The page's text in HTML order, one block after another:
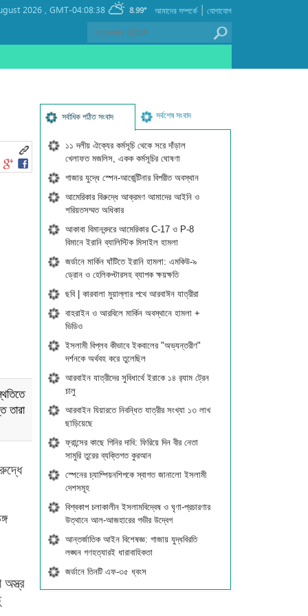
2026 , GMT-04:08:38 8.99° যোগাযোগ
|
আমাদের সম্পর্কে
তারা
অস্ত্র
সর্বাধিক পঠিত সংবাদ সর্বশেষ সংবাদ
১১ দলীয় ঐক্যের কর্মসূচি থেকে সরে দাঁড়াল
খেলাফত মজলিস, একক কর্মসূচির ঘোষণা
গাজার যুদ্ধে স্পেন-আর্জেন্টিনার বিপরীত অবস্থান
আমেরিকার বিরুদ্ধে আক্রমণ আমাদের আইনি ও
শরিয়তসম্মত অধিকার
আকাবা বিমানবন্দরে আমেরিকার C-17 ও P-8
বিমানে ইরানি ব্যালিস্টিক মিসাইল হামলা
জর্ডানে মার্কিন ঘাঁটিতে ইরানি হামলা: এমকিউ-৯
ড্রোন ও হেলিকপ্টারসহ ব্যাপক ক্ষয়ক্ষতি
ছবি | কারবালা মুয়াল্লার পথে আরবাঈন যাত্রীরা
বাহরাইন ও আরবিলে মার্কিন অবস্থানে হামলা +
ভিডিও
ইসলামী বিপ্লব কীভাবে ইকবালের "অভ্যন্তরীণ"
দর্শনকে অর্থবহ করে তুলেছিল
আরবাইন যাত্রীদের সুবিধার্থে ইরাকে ১৪ র‍্যাম ট্রেন
চালু
আরবাইন যিয়ারতে নিবন্ধিত যাত্রীর সংখ্যা ১৩ লাখ
ছাড়িয়েছে
ফ্রান্সের কাছে গিনির দাবি: ফিরিয়ে দিন বীর নেতা
সামুরি তুরের ব্যক্তিগত কুরআন
স্পেনের চ্যাম্পিয়নশিপকে স্বাগত জানালো ইসলামী
দেশসমূহ
বিশ্বকাপ চলাকালীন ইসলামবিদ্বেষ ও ঘৃণা-প্রচারণার
উত্থানে আল-আজহারের গভীর উদ্বেগ
আন্তর্জাতিক আইন বিশেষজ্ঞ: গাজায় যুদ্ধবিরতি
লঙ্ঘন গণহত্যারই ধারাবাহিকতা
জর্ডানে তিনটি এফ-৩৫ ধ্বংস